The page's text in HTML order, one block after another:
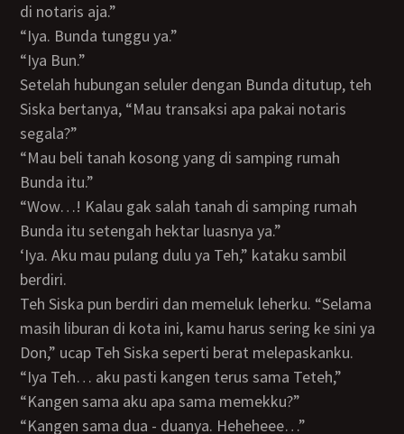
di notaris aja.”
“Iya. Bunda tunggu ya.”
“Iya Bun.”
Setelah hubungan seluler dengan Bunda ditutup, teh
Siska bertanya, “Mau transaksi apa pakai notaris
segala?”
“Mau beli tanah kosong yang di samping rumah
Bunda itu.”
“Wow…! Kalau gak salah tanah di samping rumah
Bunda itu setengah hektar luasnya ya.”
‘iya. Aku mau pulang dulu ya Teh,” kataku sambil
berdiri.
Teh Siska pun berdiri dan memeluk leherku. “Selama
masih liburan di kota ini, kamu harus sering ke sini ya
Don,” ucap Teh Siska seperti berat melepaskanku.
“Iya Teh… aku pasti kangen terus sama Teteh,”
“Kangen sama aku apa sama memekku?”
“Kangen sama dua - duanya. Heheheee…”